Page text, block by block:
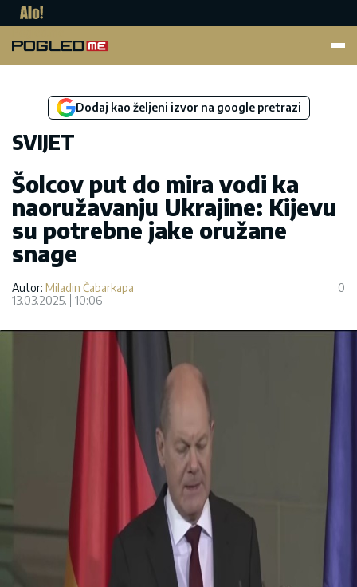
Dodaj kao željeni izvor na google pretrazi
SVIJET
Šolcov put do mira vodi ka
naoružavanju Ukrajine: Kijevu
su potrebne jake oružane
snage
Autor: Miladin Čabarkapa
13.03.2025.
10:06
0